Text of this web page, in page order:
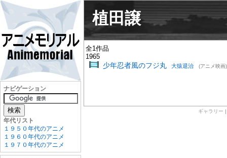
植田譲
全1作品
1965
少年忍者風のフジ丸 大猿退治 (アニメ映画)
ギャラリー
ナビゲーション
年代リスト
１９５０年代のアニメ
１９６０年代のアニメ
１９７０年代のアニメ